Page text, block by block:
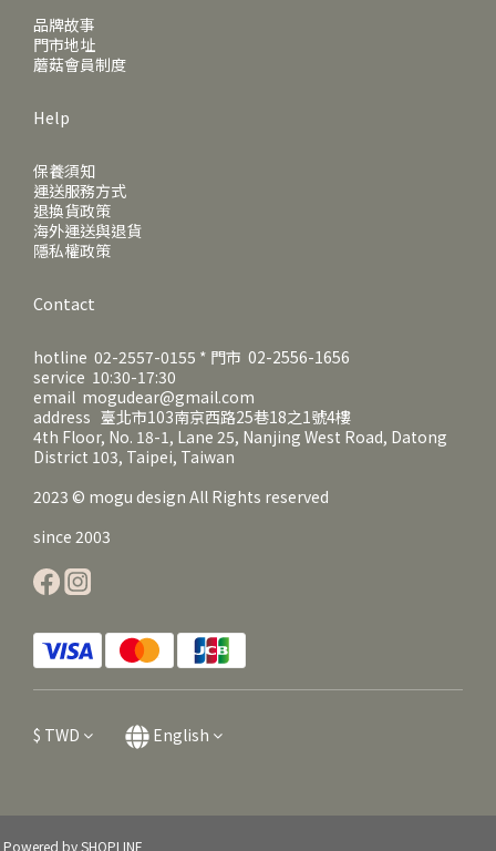
品牌故事
門市地址
蘑菇會員制度
Help
保養須知
運送服務方式
退換貨政策
海外運送與退貨
隱私權政策
Contact
hotline 02-2557-0155 * 門市 02-2556-1656
service 10:30-17:30
email mogudear@gmail.com
address 臺北市103南京西路25巷18之1號4樓
4th Floor, No. 18-1, Lane 25, Nanjing West Road, Datong
District 103, Taipei, Taiwan
2023 © mogu design All Rights reserved
since 2003
$ TWD English
Powered by SHOPLINE